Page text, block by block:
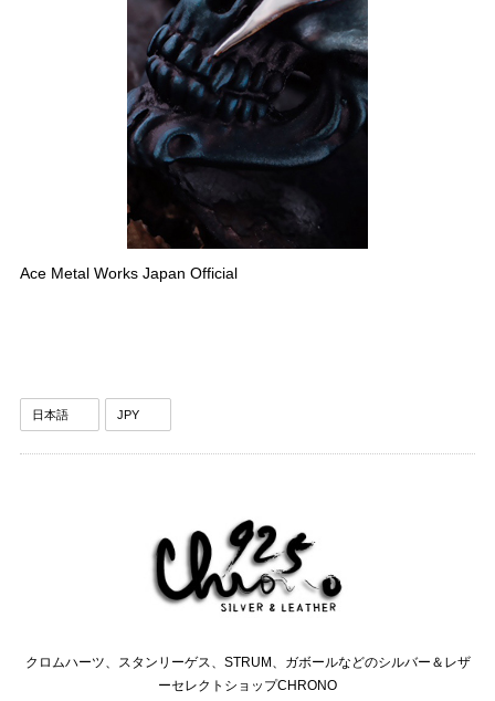
Ace Metal Works Japan Official
クロムハーツ、スタンリーゲス、STRUM、ガボールなどのシルバー＆レザ
ーセレクトショップCHRONO